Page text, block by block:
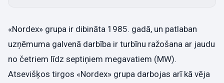
«Nordex» grupa ir dibināta 1985. gadā, un patlaban
uzņēmuma galvenā darbība ir turbīnu ražošana ar jaudu
no četriem līdz septiņiem megavatiem (MW).
Atsevišķos tirgos «Nordex» grupa darbojas arī kā vēja